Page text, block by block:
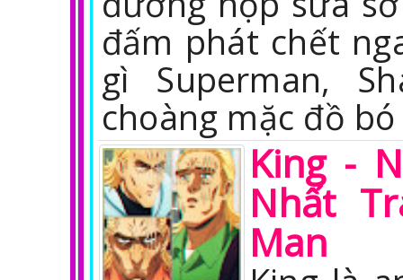
đấm phát chết
gì Superman,
choàng mặc đồ
King -
Nhất
Man